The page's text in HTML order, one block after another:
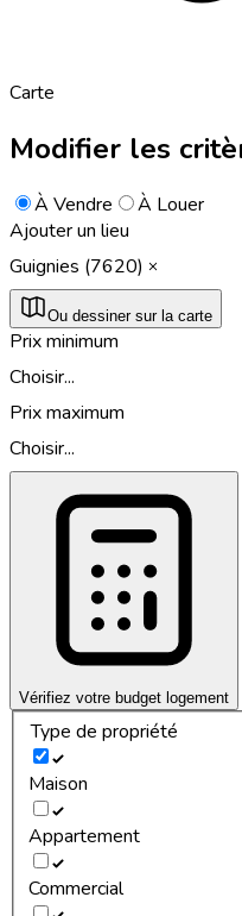
Carte
Modifier les
À Vendre
À Louer
Ajouter un lieu
Guignies (7620)
Ou dessiner sur la carte
Prix minimum
Choisir...
Prix maximum
Choisir...
Vérifiez votre budget logement
Type de propriété
Maison
Appartement
Commercial